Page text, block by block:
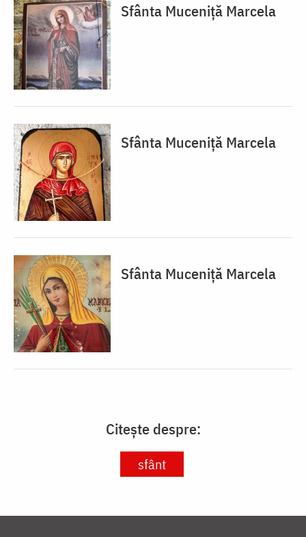
Sfânta Muceniță Marcela
Sfânta Muceniță Marcela
Sfânta Muceniță Marcela
Citește despre:
sfânt